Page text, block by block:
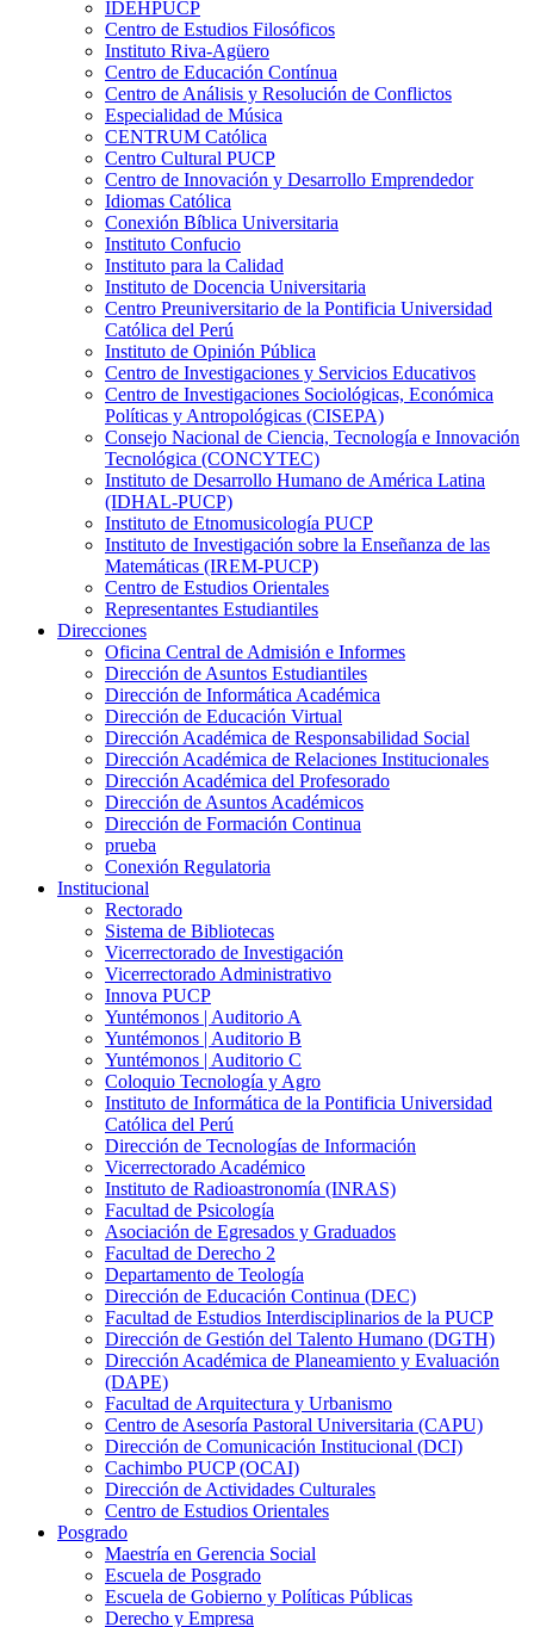
IDEHPUCP
Centro de Estudios Filosóficos
Instituto Riva-Agüero
Centro de Educación Contínua
Centro de Análisis y Resolución de Conflictos
Especialidad de Música
CENTRUM Católica
Centro Cultural PUCP
Centro de Innovación y Desarrollo Emprendedor
Idiomas Católica
Conexión Bíblica Universitaria
Instituto Confucio
Instituto para la Calidad
Instituto de Docencia Universitaria
Centro Preuniversitario de la Pontificia Universidad
Católica del Perú
Instituto de Opinión Pública
Centro de Investigaciones y Servicios Educativos
Centro de Investigaciones Sociológicas, Económica
Políticas y Antropológicas (CISEPA)
Consejo Nacional de Ciencia, Tecnología e Innovación
Tecnológica (CONCYTEC)
Instituto de Desarrollo Humano de América Latina
(IDHAL-PUCP)
Instituto de Etnomusicología PUCP
Instituto de Investigación sobre la Enseñanza de las
Matemáticas (IREM-PUCP)
Centro de Estudios Orientales
Representantes Estudiantiles
Direcciones
Oficina Central de Admisión e Informes
Dirección de Asuntos Estudiantiles
Dirección de Informática Académica
Dirección de Educación Virtual
Dirección Académica de Responsabilidad Social
Dirección Académica de Relaciones Institucionales
Dirección Académica del Profesorado
Dirección de Asuntos Académicos
Dirección de Formación Continua
prueba
Conexión Regulatoria
Institucional
Rectorado
Sistema de Bibliotecas
Vicerrectorado de Investigación
Vicerrectorado Administrativo
Innova PUCP
Yuntémonos | Auditorio A
Yuntémonos | Auditorio B
Yuntémonos | Auditorio C
Coloquio Tecnología y Agro
Instituto de Informática de la Pontificia Universidad
Católica del Perú
Dirección de Tecnologías de Información
Vicerrectorado Académico
Instituto de Radioastronomía (INRAS)
Facultad de Psicología
Asociación de Egresados y Graduados
Facultad de Derecho 2
Departamento de Teología
Dirección de Educación Continua (DEC)
Facultad de Estudios Interdisciplinarios de la PUCP
Dirección de Gestión del Talento Humano (DGTH)
Dirección Académica de Planeamiento y Evaluación
(DAPE)
Facultad de Arquitectura y Urbanismo
Centro de Asesoría Pastoral Universitaria (CAPU)
Dirección de Comunicación Institucional (DCI)
Cachimbo PUCP (OCAI)
Dirección de Actividades Culturales
Centro de Estudios Orientales
Posgrado
Maestría en Gerencia Social
Escuela de Posgrado
Escuela de Gobierno y Políticas Públicas
Derecho y Empresa